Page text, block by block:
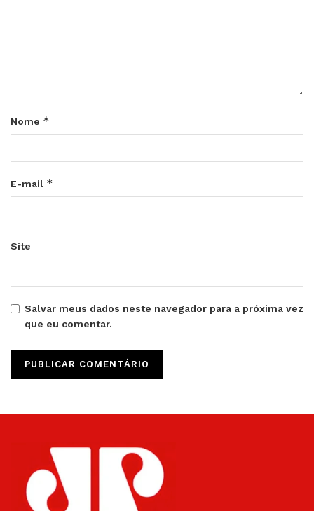
Nome *
E-mail *
Site
Salvar meus dados neste navegador para a próxima vez
que eu comentar.